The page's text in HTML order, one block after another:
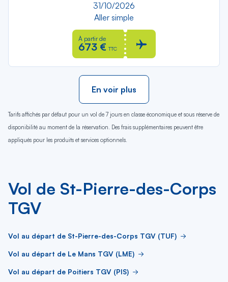
31/10/2026
Aller simple
À partir de
673 € TTC
En voir plus
Tarifs affichés par défaut pour un vol de 7 jours en classe économique et sous réserve de
disponibilité au moment de la réservation. Des frais supplémentaires peuvent être
appliqués pour les produits et services optionnels.
Vol de St-Pierre-des-Corps
TGV
Vol au départ de St-Pierre-des-Corps TGV (TUF)
Vol au départ de Le Mans TGV (LME)
Vol au départ de Poitiers TGV (PIS)